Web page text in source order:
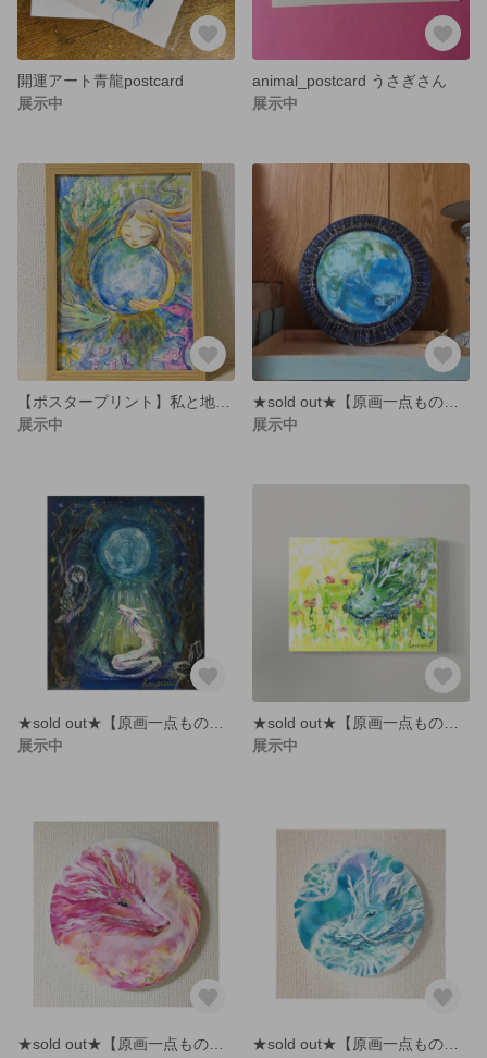
開運アート青龍postcard
展示中
animal_postcard うさぎさん
展示中
展示中
展示中
展示中
展示中